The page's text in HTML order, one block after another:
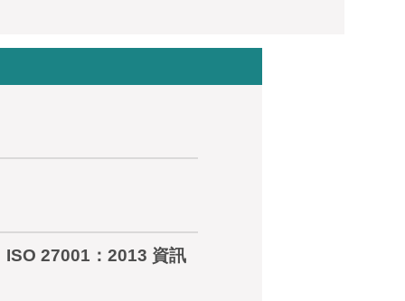
ISO 27001：2013 資訊